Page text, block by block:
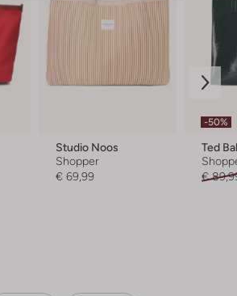
Studio Noos
Shopper
€ 69,99
-50%
Ted
€